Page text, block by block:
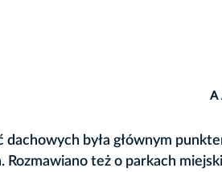
A
była głównym
też o parkach